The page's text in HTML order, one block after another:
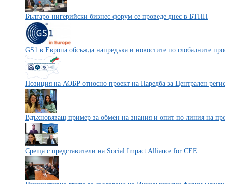
Българо-нигерийски бизнес форум се проведе днес в БТПП
GS1 в Европа обсъжда напредъка и новостите по глобалните
Позиция на АОБР относно проект на Наредба за Централен
Вдъхновяващ пример за обмен на знания и опит по линия на
Среща с представители на Social Impact Alliance for CEE